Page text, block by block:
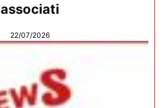
associati
22/07/2026